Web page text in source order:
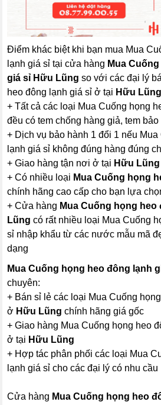
Điểm khác biệt khi bạn mua Mua
lạnh giá sỉ tại cửa hàng Mua
giá sỉ Hữu Lũng so với các đại lý
heo đông lạnh giá sỉ ở tại Hữu Lũng
+ Tất cả các loại Mua Cuống họng
đều có tem chống hàng giả, tem bảo
+ Dịch vụ bảo hành 1 đổi 1 nếu
lạnh giá sỉ không đúng hàng đúng
+ Giao hàng tận nơi ở tại Hữu Lũng
+ Có nhiều loại Mua Cuống họng
chính hãng cao cấp cho bạn lựa
+ Cửa hàng Mua Cuống họng
Lũng có rất nhiều loại Mua Cuống
sỉ nhập khẩu từ các nước mẫu mã
dạng
Mua Cuống họng heo đông lạnh
chuyên:
+ Bán sỉ lẻ các loại Mua Cuống
ở Hữu Lũng chính hãng giá gốc
+ Giao hàng Mua Cuống họng heo
ở tại Hữu Lũng
+ Hợp tác phân phối các loại Mua
lạnh giá sỉ cho các đại lý có nhu cầu
Cửa hàng Mua Cuống họng heo